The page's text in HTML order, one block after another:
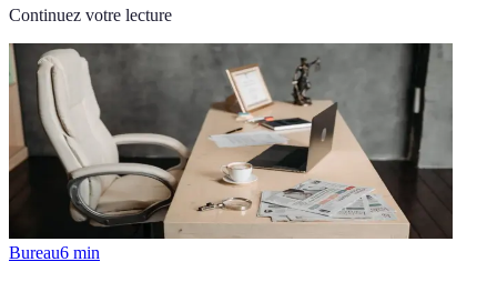
Continuez votre lecture
Bureau6 min